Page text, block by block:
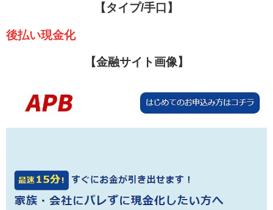
【タイプ/手口】
後払い現金化
【金融サイト画像】